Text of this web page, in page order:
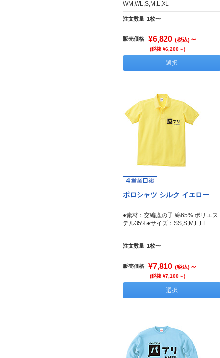
WM,WL,S,M,L,XL
注文数量 1枚〜
販売価格 ¥6,820 (税込) ～
(税抜 ¥6,200～)
選択
ポロシャツ シルク イエロー
●素材：交編鹿の子 綿65% ポリエス
テル35%●サイズ：SS,S,M,L,LL
注文数量 1枚〜
販売価格 ¥7,810 (税込) ～
(税抜 ¥7,100～)
選択